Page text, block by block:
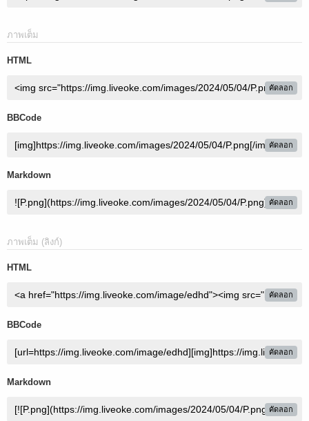
ภาพเต็ม
HTML
คัดลอก
BBCode
คัดลอก
Markdown
คัดลอก
ภาพเต็ม (ลิงก์)
HTML
คัดลอก
BBCode
คัดลอก
Markdown
คัดลอก